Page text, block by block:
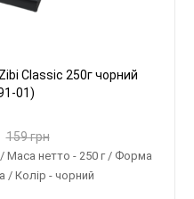
Classic 250г чорний
01)
159 грн
Маса нетто - 250 г / Форма
/ Колір - чорний